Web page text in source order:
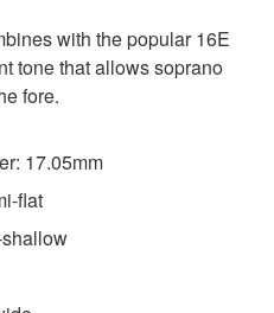
with the popular 16E
tone that allows soprano
fore.
17.05mm
flat